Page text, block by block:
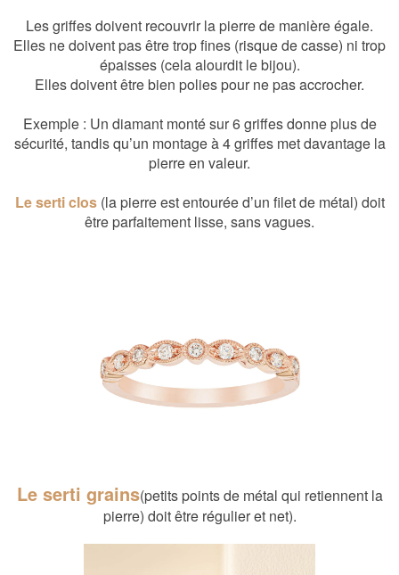
Les griffes doivent recouvrir la pierre de manière égale.
Elles ne doivent pas être trop fines (risque de casse) ni trop
épaisses (cela alourdit le bijou).
Elles doivent être bien polies pour ne pas accrocher.
Exemple : Un diamant monté sur 6 griffes donne plus de
sécurité, tandis qu’un montage à 4 griffes met davantage la
pierre en valeur.
Le serti clos(la pierre est entourée d’un filet de métal) doit
être parfaitement lisse, sans vagues.
Le serti grains(petits points de métal qui retiennent la
pierre) doit être régulier et net).